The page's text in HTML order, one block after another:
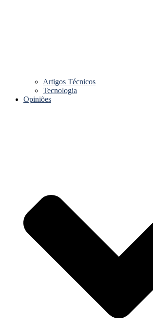
Artigos Técnicos
Tecnologia
Opiniões